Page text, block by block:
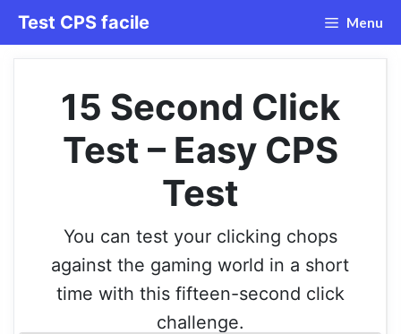
Aller
au
Test CPS facile Menu
15 Second Click
Test – Easy CPS
Test
You can test your clicking chops
against the gaming world in a short
time with this fifteen-second click
challenge.